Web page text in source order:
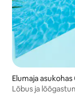
Elumaja
Lõbus ja